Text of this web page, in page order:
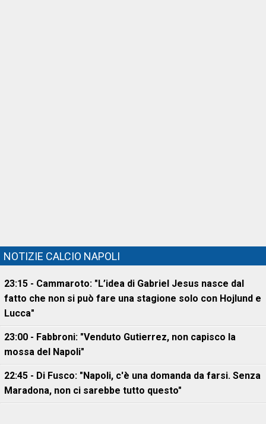
NOTIZIE CALCIO NAPOLI
23:15 - Cammaroto: "L’idea di Gabriel Jesus nasce dal
fatto che non si può fare una stagione solo con Hojlund e
Lucca"
23:00 - Fabbroni: "Venduto Gutierrez, non capisco la
mossa del Napoli"
22:45 - Di Fusco: "Napoli, c'è una domanda da farsi. Senza
Maradona, non ci sarebbe tutto questo"